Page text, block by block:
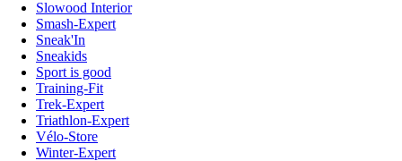
Slowood Interior
Smash-Expert
Sneak'In
Sneakids
Sport is good
Training-Fit
Trek-Expert
Triathlon-Expert
Vélo-Store
Winter-Expert